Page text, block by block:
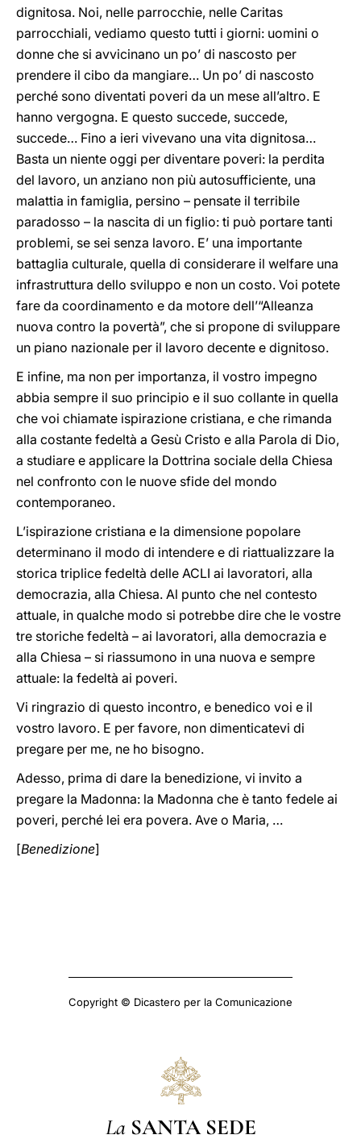
dignitosa. Noi, nelle parrocchie, nelle Caritas
parrocchiali, vediamo questo tutti i giorni: uomini o
donne che si avvicinano un po’ di nascosto per
prendere il cibo da mangiare… Un po’ di nascosto
perché sono diventati poveri da un mese all’altro. E
hanno vergogna. E questo succede, succede,
succede… Fino a ieri vivevano una vita dignitosa…
Basta un niente oggi per diventare poveri: la perdita
del lavoro, un anziano non più autosufficiente, una
malattia in famiglia, persino – pensate il terribile
paradosso – la nascita di un figlio: ti può portare tanti
problemi, se sei senza lavoro. E’ una importante
battaglia culturale, quella di considerare il welfare una
infrastruttura dello sviluppo e non un costo. Voi potete
fare da coordinamento e da motore dell’“Alleanza
nuova contro la povertà”, che si propone di sviluppare
un piano nazionale per il lavoro decente e dignitoso.
E infine, ma non per importanza, il vostro impegno
abbia sempre il suo principio e il suo collante in quella
che voi chiamate ispirazione cristiana, e che rimanda
alla costante fedeltà a Gesù Cristo e alla Parola di Dio,
a studiare e applicare la Dottrina sociale della Chiesa
nel confronto con le nuove sfide del mondo
contemporaneo.
L’ispirazione cristiana e la dimensione popolare
determinano il modo di intendere e di riattualizzare la
storica triplice fedeltà delle ACLI ai lavoratori, alla
democrazia, alla Chiesa. Al punto che nel contesto
attuale, in qualche modo si potrebbe dire che le vostre
tre storiche fedeltà – ai lavoratori, alla democrazia e
alla Chiesa – si riassumono in una nuova e sempre
attuale: la fedeltà ai poveri.
Vi ringrazio di questo incontro, e benedico voi e il
vostro lavoro. E per favore, non dimenticatevi di
pregare per me, ne ho bisogno.
Adesso, prima di dare la benedizione, vi invito a
pregare la Madonna: la Madonna che è tanto fedele ai
poveri, perché lei era povera. Ave o Maria, …
[Benedizione]
Copyright © Dicastero per la Comunicazione
La SANTA SEDE